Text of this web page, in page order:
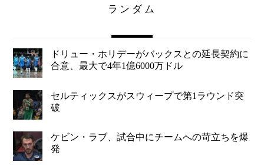
ランダム
ドリュー・ホリデーがバックスとの延長契約に
合意、最大で4年1億6000万ドル
セルティックスがスウィープで第1ラウンド突
破
ケビン・ラブ、試合中にチームへの苛立ちを爆
発